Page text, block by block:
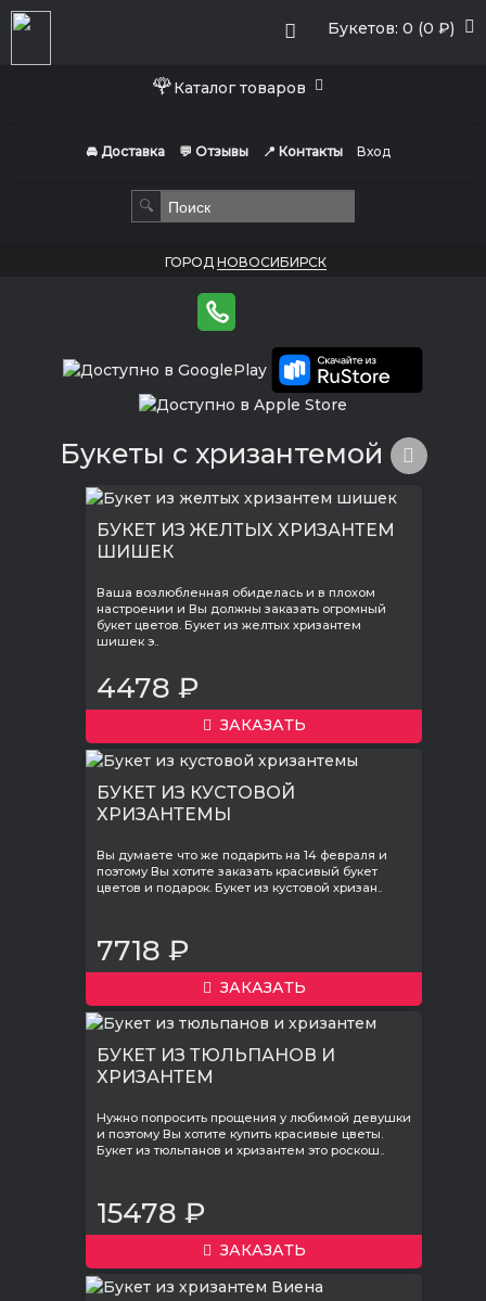
Букетов: 0 (0 ₽)
🌹Каталог товаров
🚘 Доставка 💬 Отзывы 📍 Контакты Вход
🔍
ГОРОД НОВОСИБИРСК
Букеты с хризантемой
БУКЕТ ИЗ ЖЕЛТЫХ ХРИЗАНТЕМ
ШИШЕК
Ваша возлюбленная обиделась и в плохом
настроении и Вы должны заказать огромный
букет цветов. Букет из желтых хризантем
шишек э..
4478 ₽
ЗАКАЗАТЬ
БУКЕТ ИЗ КУСТОВОЙ
ХРИЗАНТЕМЫ
Вы думаете что же подарить на 14 февраля и
поэтому Вы хотите заказать красивый букет
цветов и подарок. Букет из кустовой хризан..
7718 ₽
ЗАКАЗАТЬ
БУКЕТ ИЗ ТЮЛЬПАНОВ И
ХРИЗАНТЕМ
Нужно попросить прощения у любимой девушки
и поэтому Вы хотите купить красивые цветы.
Букет из тюльпанов и хризантем это роскош..
15478 ₽
ЗАКАЗАТЬ